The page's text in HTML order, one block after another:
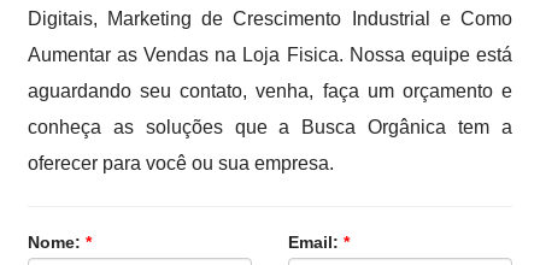
Digitais, Marketing de Crescimento Industrial e Como
Aumentar as Vendas na Loja Fisica. Nossa equipe está
aguardando seu contato, venha, faça um orçamento e
conheça as soluções que a Busca Orgânica tem a
oferecer para você ou sua empresa.
Nome:* Email: *